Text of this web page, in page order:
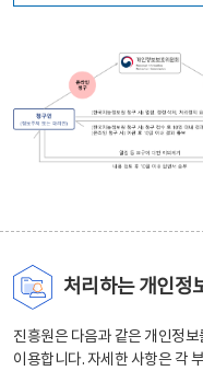
처리하는 개인정
진흥원은 다음과 같은 개인정
이용합니다. 자세한 사항은 각